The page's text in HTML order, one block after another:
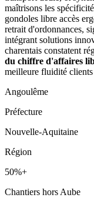
maîtrisons les
gondoles libre accès
retrait d'ordonnances,
intégrant solutions
charentais constatent
du chiffre d'affaires
meilleure fluidité clients
Angoulême
Préfecture
Nouvelle-Aquitaine
Région
50%+
Chantiers hors Aube